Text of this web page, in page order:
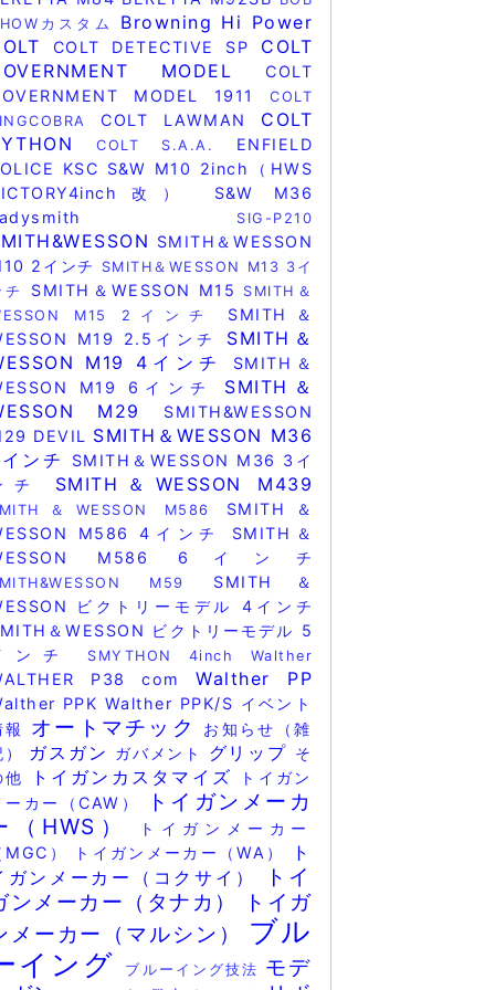
カスタム Browning Hi Power
COLT DETECTIVE SP COLT
MODEL COLT
MODEL 1911 COLT
COLT LAWMAN COLT
COLT S.A.A. ENFIELD
KSC S&W M10 2inch（HWS
改） S&W M36
SIG-P210
SMITH＆WESSON
2インチ
SMITH＆WESSON M13 3イ
チ SMITH＆WESSON M15
SMITH＆
M15 2インチ SMITH＆
M19 2.5インチ SMITH＆
M19 4インチ
SMITH＆
M19 6インチ SMITH＆
M29
SMITH&WESSON
DEVIL SMITH＆WESSON M36
ンチ
SMITH＆WESSON M36 3イ
チ SMITH＆WESSON M439
＆WESSON M586 SMITH＆
M586 4インチ SMITH＆
M586 6インチ
M59 SMITH＆
ビクトリーモデル 4インチ
＆WESSON ビクトリーモデル 5
ンチ
SMYTHON 4inch Walther
P38 com Walther PP
PPK Walther PPK/S イベント
報 オートマチック
お知らせ（雑
）
ガスガン ガバメント グリップ そ
他
トイガンカスタマイズ
トイガン
ーカー（CAW）
トイガンメーカ
（HWS）
トイガンメーカー
MGC）
トイガンメーカー（WA）
ト
ガンメーカー（コクサイ）
トイ
ンメーカー（タナカ）
トイガ
メーカー（マルシン） ブル
イング
ブルーイング技法 モデ